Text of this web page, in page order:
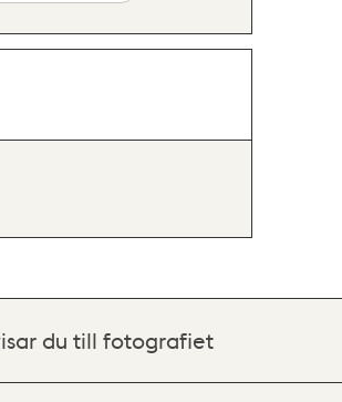
du till fotografiet